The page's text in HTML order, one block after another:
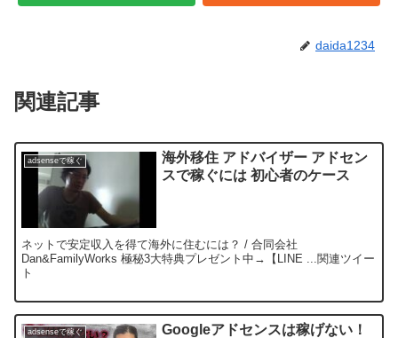
daida1234
関連記事
adsenseで稼ぐ
海外移住 アドバイザー アドセン
スで稼ぐには 初心者のケース
ネットで安定収入を得て海外に住むには？ / 合同会社
Dan&FamilyWorks 極秘3大特典プレゼント中→【LINE ...関連ツイー
ト
adsenseで稼ぐ
Googleアドセンスは稼げない！